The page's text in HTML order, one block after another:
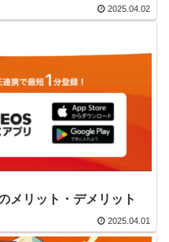
2025.04.02
メリット・デメリット
2025.04.01